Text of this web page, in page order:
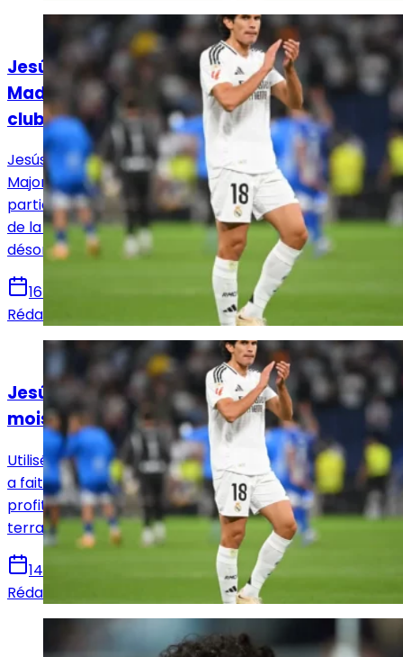
Actualités
Jesús Vallejo attend un signe du Real
Madrid à un mois de la Coupe du monde des
clubs
Jesús Vallejo, auteur d’une entrée remarquée face à
Majorque, reste dans l’expectative quant à sa
participation à la Coupe du Monde des Clubs. Pour être
de la partie, une prolongation de contrat est
désormais cruciale.
16 mai 2025
Rédaction Le Journal du Real
Actualités
Jesús Vallejo rejoue avec le Real Madrid, 9
mois après sa dernière apparition
Utilisé seulement 10 minutes cette saison, Jesús Vallejo
a fait une apparition inattendue face à Majorque,
profitant d’une défense décimée pour retrouver les
terrains.
14 mai 2025
Rédaction Le Journal du Real